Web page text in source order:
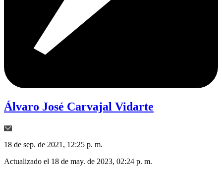
Álvaro José Carvajal Vidarte
18 de sep. de 2021, 12:25 p. m.
Actualizado el 18 de may. de 2023, 02:24 p. m.